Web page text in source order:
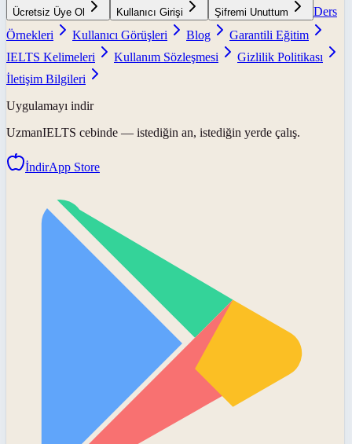
Ücretsiz Üye Ol Kullanıcı Girişi Şifremi Unuttum
Ders
Örnekleri
Kullanıcı Görüşleri Blog
Garantili Eğitim
IELTS Kelimeleri
Kullanım Sözleşmesi
Gizlilik Politikası
İletişim Bilgileri
Uygulamayı indir
UzmanIELTS cebinde — istediğin an, istediğin yerde çalış.
İndirApp Store